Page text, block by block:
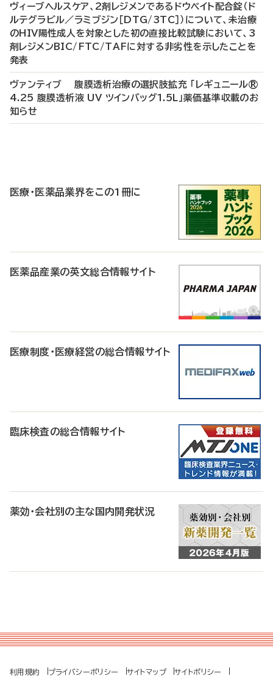
ヴィーブヘルスケア、2剤レジメンであるドウベイト配合錠（ド
ルテグラビル／ラミブジン［DTG/3TC］）について、未治療
のHIV陽性成人を対象とした初の直接比較試験において、3
剤レジメンBIC/FTC/TAFに対する非劣性を示したことを
発表
ヴァンティブ 腹膜透析治療の選択肢拡充 「レギュニール®
4.25 腹膜透析液 UV ツインバッグ1.5L」薬価基準収載のお
知らせ
医療・医薬品業界をこの1冊に
医薬品産業の英文総合情報サイト
医療制度・医療経営の総合情報サイト
臨床検査の総合情報サイト
薬効・会社別の主な国内開発状況
利用規約 プライバシーポリシー サイトマップ サイトポリシー